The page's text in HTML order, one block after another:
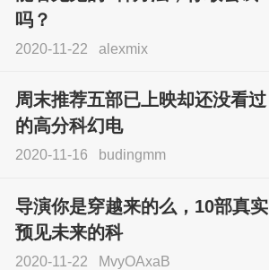
吗？
2020-11-22 alexmix
周末推荐五部已上映却还没看过
的高分科幻电
2020-11-16 budingmm
导演你是穿越来的么，10部真实
预见未来的科
2020-11-22 MvyOAxaB